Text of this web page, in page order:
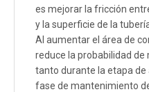
es mejorar la fricción
y la superficie de la
Al aumentar el área de
reduce la probabilidad
tanto durante la etapa
fase de mantenimiento